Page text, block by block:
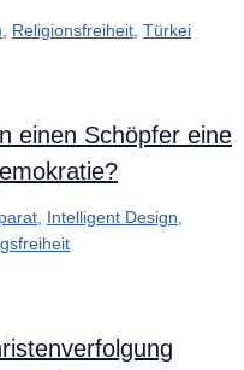
, Religionsfreiheit, Türkei
einen Schöpfer eine
, Intelligent Design,